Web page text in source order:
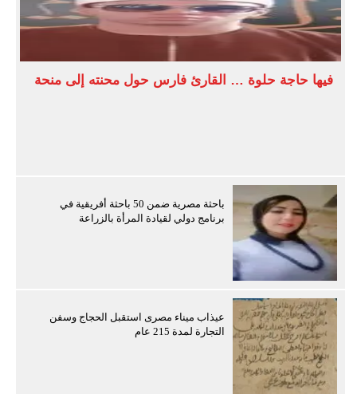
فيها حاجة حلوة … القارئ فارس حول محنته إلى منحة
باحثة مصرية ضمن 50 باحثة أفريقية في
برنامج دولي لقيادة المرأة بالزراعة
عيذاب ميناء مصرى استقبل الحجاج وسفن
التجارة لمدة 215 عام